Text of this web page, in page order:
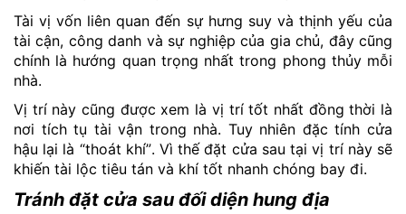
Tài vị vốn liên quan đến sự hưng suy và thịnh yếu của
tài cận, công danh và sự nghiệp của gia chủ, đây cũng
chính là hướng quan trọng nhất trong phong thủy mỗi
nhà.
Vị trí này cũng được xem là vị trí tốt nhất đồng thời là
nơi tích tụ tài vận trong nhà. Tuy nhiên đặc tính cửa
hậu lại là “thoát khí”. Vì thế đặt cửa sau tại vị trí này sẽ
khiến tài lộc tiêu tán và khí tốt nhanh chóng bay đi.
Tránh đặt cửa sau đối diện hung địa